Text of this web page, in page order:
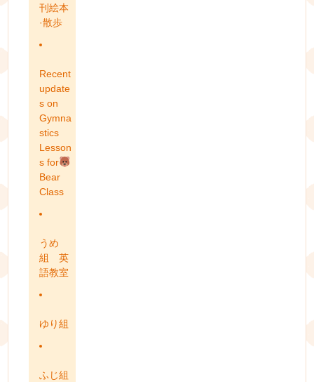
刊絵本
·散歩
Recent
update
s on
Gymna
stics
Lesson
s for
Bear
Class
うめ
組 英
語教室
ゆり組
ふじ組